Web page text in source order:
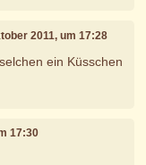
2011, um 17:28
ein Küsschen
17:30